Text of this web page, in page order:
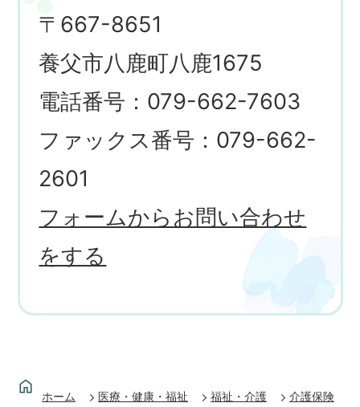
〒667-8651
養父市八鹿町八鹿1675
電話番号：079-662-7603
ファックス番号：079-662-
2601
フォームからお問い合わせ
をする
ホーム 医療・健康・福祉 福祉・介護 介護保険